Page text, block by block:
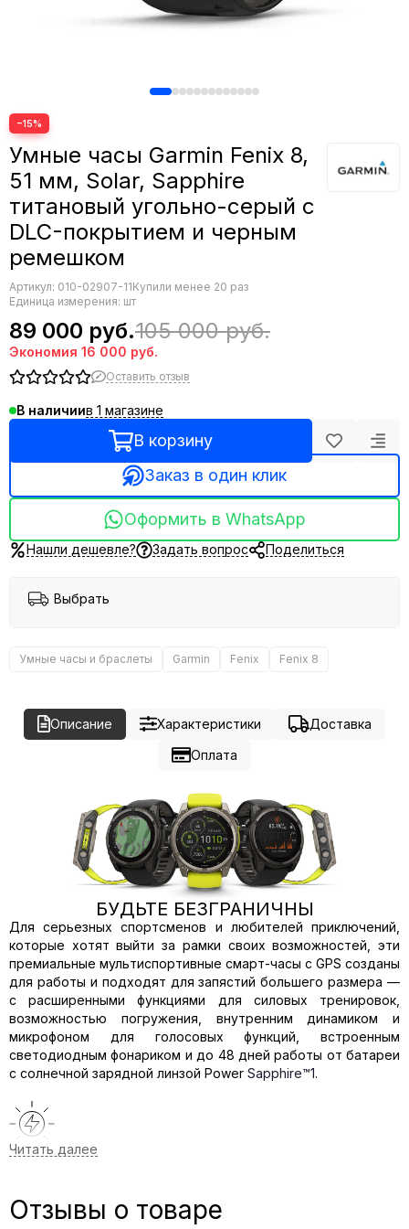
−15%
Умные часы Garmin Fenix 8,
51 мм, Solar, Sapphire
титановый угольно-серый с
DLC-покрытием и черным
ремешком
Артикул: 010-02907-11Купили менее 20 раз
Единица измерения: шт
89 000 руб.105 000 руб.
Экономия 16 000 руб.
Оставить отзыв
В наличиив 1 магазине
В корзину
Заказ в один клик
Оформить в WhatsApp
Нашли дешевле? Задать вопрос Поделиться
Выбрать
Умные часы и браслеты Garmin Fenix Fenix 8
Описание Характеристики
Доставка
Оплата
БУДЬТЕ БЕЗГРАНИЧНЫ
Для серьезных спортсменов и любителей приключений,
которые хотят выйти за рамки своих возможностей, эти
премиальные мультиспортивные смарт-часы с GPS созданы
для работы и подходят для запястий большего размера —
с расширенными функциями для силовых тренировок,
возможностью погружения, внутренним динамиком и
микрофоном для голосовых функций, встроенным
светодиодным фонариком и до 48 дней работы от батареи
с солнечной зарядной линзой Power Sapphire™1.
Отзывы о товаре